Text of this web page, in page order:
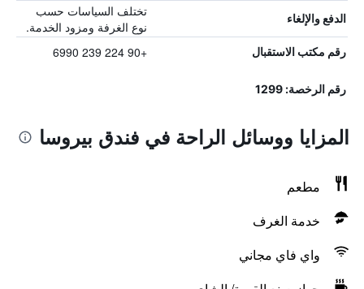
الدفع والإلغاء
تختلف السياسات حسب
نوع الغرفة ومزود الخدمة.
رقم مكتب الاستقبال +90 224 239 6990
رقم الرخصة: 1299
المزايا ووسائل الراحة في فندق بيروسا
مطعم
خدمة الغرف
واي فاي مجاني